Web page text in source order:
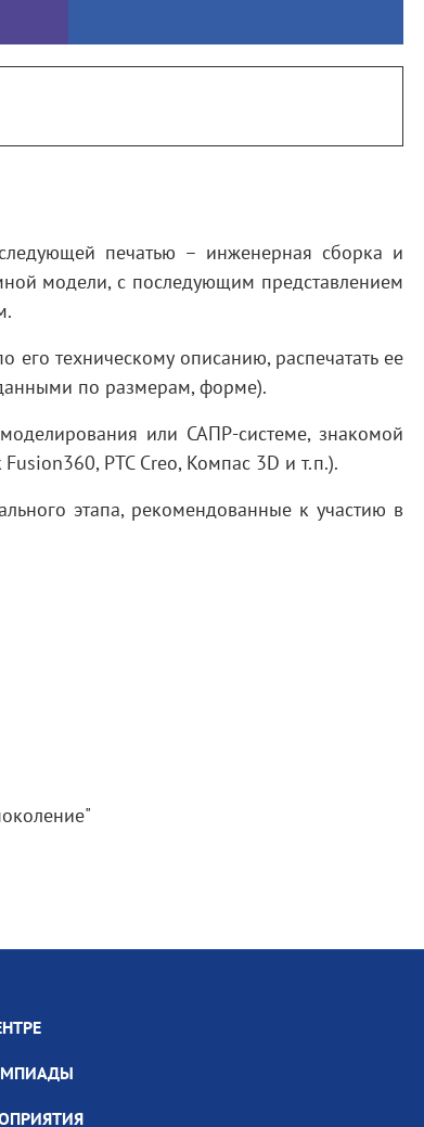
печатью – инженерная сборка и
модели, с последующим представлением
техническому описанию, распечатать ее
по размерам, форме).
или САПР-системе, знакомой
PTC Creo, Компас 3D и т.п.).
этапа, рекомендованные к участию в